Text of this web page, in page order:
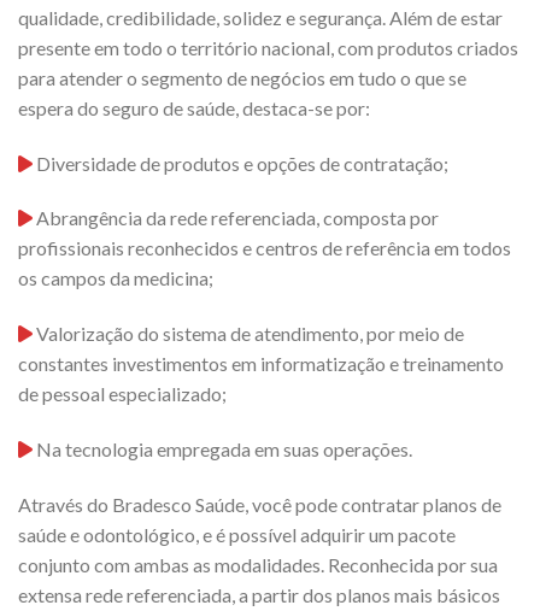
qualidade, credibilidade, solidez e segurança. Além de estar
presente em todo o território nacional, com produtos criados
para atender o segmento de negócios em tudo o que se
espera do seguro de saúde, destaca-se por:
Diversidade de produtos e opções de contratação;
Abrangência da rede referenciada, composta por
profissionais reconhecidos e centros de referência em todos
os campos da medicina;
Valorização do sistema de atendimento, por meio de
constantes investimentos em informatização e treinamento
de pessoal especializado;
Na tecnologia empregada em suas operações.
Através do Bradesco Saúde, você pode contratar planos de
saúde e odontológico, e é possível adquirir um pacote
conjunto com ambas as modalidades. Reconhecida por sua
extensa rede referenciada, a partir dos planos mais básicos